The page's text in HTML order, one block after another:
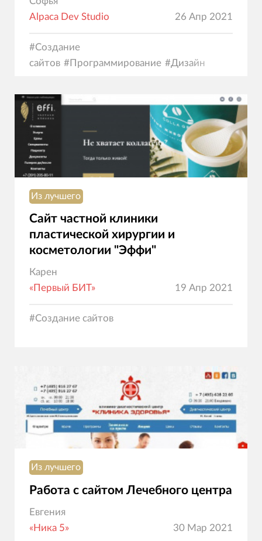
Alpaca Dev Studio
26 Апр 2021
#Создание
сайтов #Программирование #Дизайн
Из лучшего
Сайт частной клиники
пластической хирургии и
косметологии "Эффи"
Карен
«Первый БИТ»
19 Апр 2021
#Создание сайтов
Из лучшего
Работа с сайтом Лечебного центра
Евгения
«Ника 5»
30 Мар 2021